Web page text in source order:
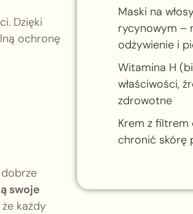
Dzięki
ochronę
swoje
każdy
Maski na
rycynowym –
odżywienie i
Witamina H
właściwości,
zdrowotne
Krem z filtrem
chronić skórę